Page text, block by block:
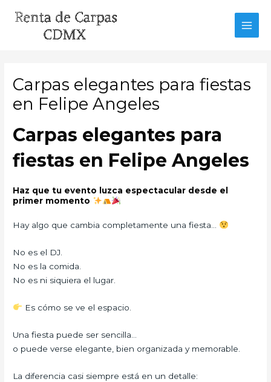
Carpas elegantes para fiestas
en Felipe Angeles
Carpas elegantes para
fiestas en Felipe Angeles
Haz que tu evento luzca espectacular desde el
primer momento
Hay algo que cambia completamente una fiesta…
No es el DJ.
No es la comida.
No es ni siquiera el lugar.
Es cómo se ve el espacio.
Una fiesta puede ser sencilla…
o puede verse elegante, bien organizada y memorable.
La diferencia casi siempre está en un detalle: